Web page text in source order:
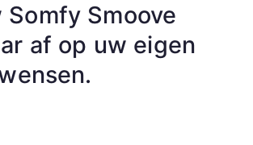
Somfy Smoove
af op uw eigen